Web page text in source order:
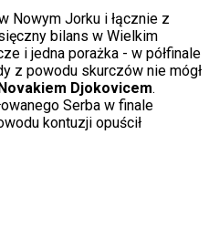
Nowym Jorku i łącznie z
bilans w Wielkim
i jedna porażka - w półfinale
z powodu skurczów nie mógł
Novakiem Djokovicem.
Serba w finale
kontuzji opuścił